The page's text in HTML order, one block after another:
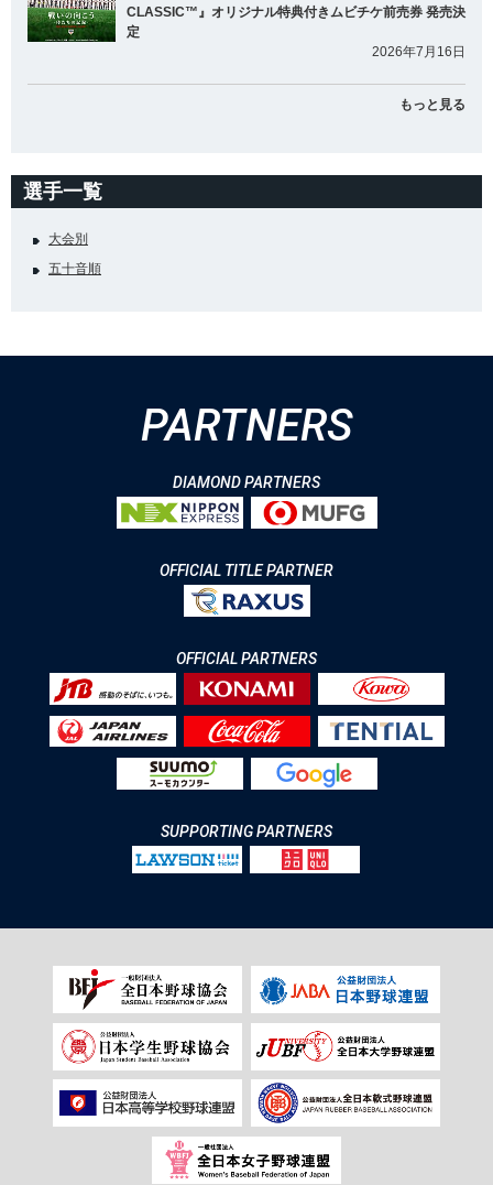
CLASSIC™』オリジナル特典付きムビチケ前売券 発売決
定
2026年7月16日
もっと見る
選手一覧
大会別
五十音順
PARTNERS
DIAMOND PARTNERS
OFFICIAL TITLE PARTNER
OFFICIAL PARTNERS
SUPPORTING PARTNERS